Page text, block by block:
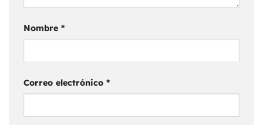
Nombre *
Correo electrónico *